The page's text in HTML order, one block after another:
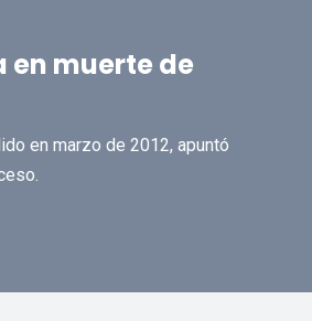
muerte de
en marzo de 2012, apuntó